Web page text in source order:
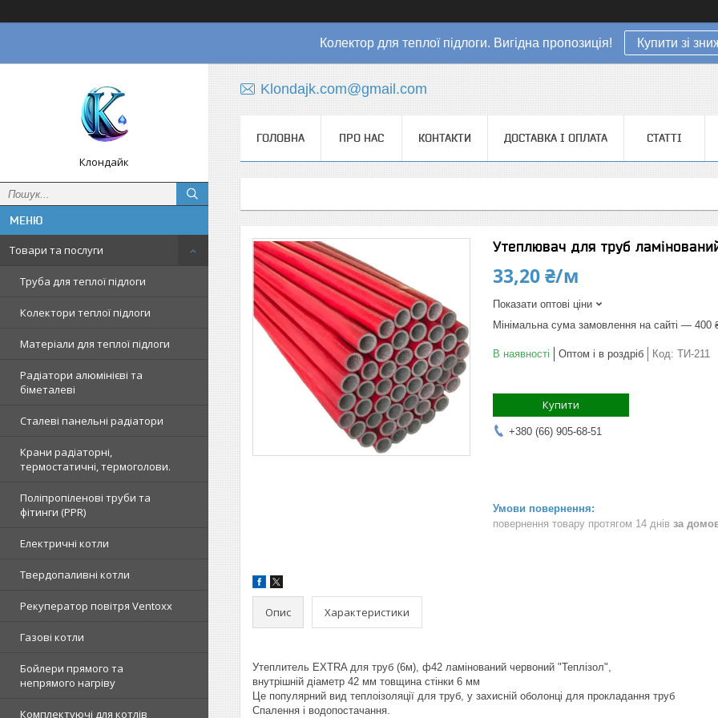
Колектор для теплої підлоги. Вигідна пропозиція! Купити зі
Клондайк
Товари та послуги
Труба для теплої підлоги
Колектори теплої підлоги
Матеріали для теплої підлоги
Радіатори алюмінієві та
біметалеві
Сталеві панельні радіатори
Крани радіаторні,
термостатичні, термоголови.
Поліпропіленові труби та
фітинги (PPR)
Електричні котли
Твердопаливні котли
Рекуператор повітря Ventoxx
Газові котли
Бойлери прямого та
непрямого нагріву
Комплектуючі для котлів
Klondajk.com@gmail.com
ГОЛОВНА ПРО НАС КОНТАКТИ ДОСТАВКА І ОПЛАТА СТАТТІ
Утеплювач для труб
33,20 ₴/м
Показати оптові ціни
Мінімальна сума замовлення на сайті — 400
В наявності Оптом і в роздріб Код: ТИ-211
Купити
+380 (66) 905-68-51
повернення товару протягом 14 днів за
Опис Характеристики
Утеплитель EXTRA для труб (6м), ф42 ламінований червоний "Теплізол",
внутрішній діаметр 42 мм товщина стінки 6 мм
Це популярний вид теплоізоляції для труб, у захисній оболонці для прокладання труб
Спалення і водопостачання.